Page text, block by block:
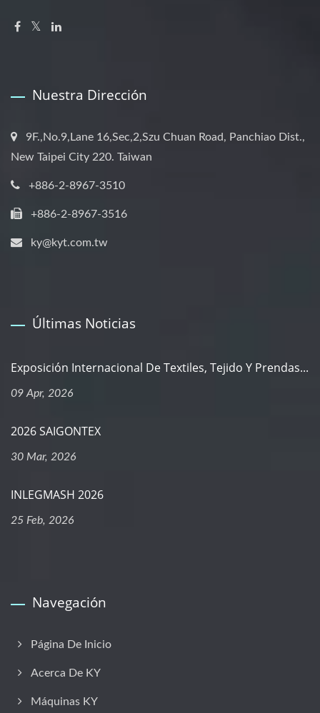
Nuestra Dirección
9F.,No.9,Lane 16,Sec,2,Szu Chuan Road, Panchiao Dist.,
New Taipei City 220. Taiwan
+886-2-8967-3510
+886-2-8967-3516
ky@kyt.com.tw
Últimas Noticias
Exposición Internacional De Textiles, Tejido Y Prendas...
09 Apr, 2026
2026 SAIGONTEX
30 Mar, 2026
INLEGMASH 2026
25 Feb, 2026
Navegación
Página De Inicio
Acerca De KY
Máquinas KY